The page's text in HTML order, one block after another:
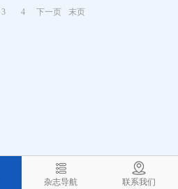
3 4 下一页 末页
杂志导航 联系我们